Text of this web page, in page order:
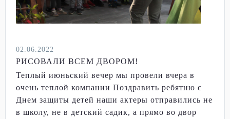
02.06.2022
РИСОВАЛИ ВСЕМ ДВОРОМ!
Теплый июньский вечер мы провели вчера в
очень теплой компании Поздравить ребятню с
Днем защиты детей наши актеры отправились не
в школу, не в детский садик, а прямо во двор